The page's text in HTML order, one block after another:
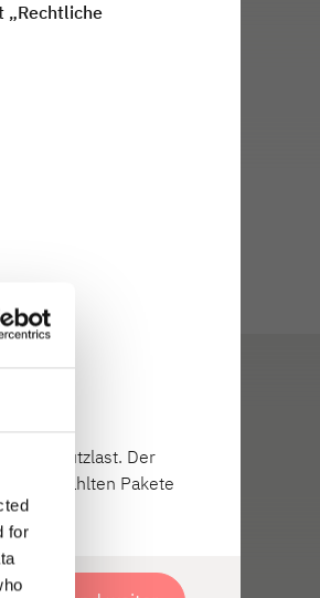
for
ist sicher:
Dethleffs
„Rechtliche
die Nutzlast. Der
Pakete